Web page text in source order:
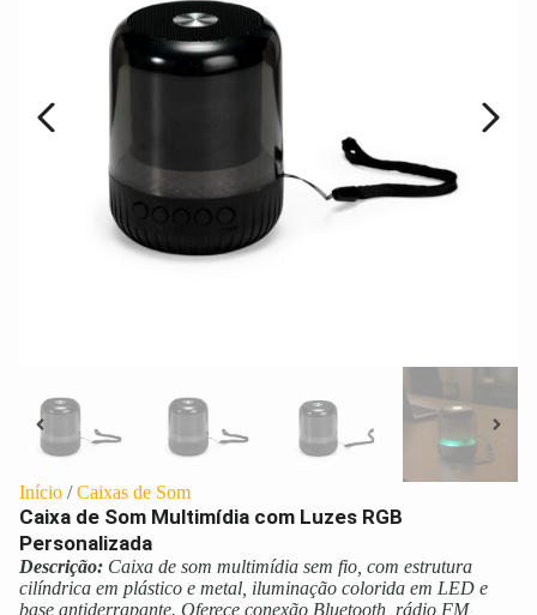
Início /Caixas de Som
Caixa de Som Multimídia com Luzes RGB
Personalizada
Descrição: Caixa de som multimídia sem fio, com estrutura
cilíndrica em plástico e metal, iluminação colorida em LED e
base antiderrapante. Oferece conexão Bluetooth, rádio FM,